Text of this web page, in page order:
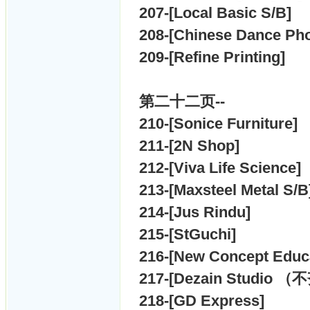
207-[Local Basic S/B]
208-[Chinese Dance
209-[Refine Printing]
第二十二页--
210-[Sonice Furniture]
211-[2N Shop]
212-[Viva Life Science]
213-[Maxsteel Metal S/
214-[Jus Rindu]
215-[StGuchi]
216-[New Concept
217-[Dezain Studio （
218-[GD Express]